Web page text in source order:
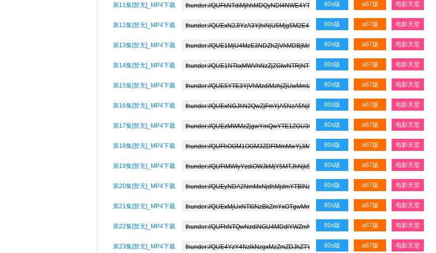
第11集[暂无]_MP4下载 80s版 a67版 电影天堂
第12集[暂无]_MP4下载 80s版 a67版 电影天堂
第13集[暂无]_MP4下载 80s版 a67版 电影天堂
第14集[暂无]_MP4下载 80s版 a67版 电影天堂
第15集[暂无]_MP4下载 80s版 a67版 电影天堂
第16集[暂无]_MP4下载 80s版 a67版 电影天堂
第17集[暂无]_MP4下载 80s版 a67版 电影天堂
第18集[暂无]_MP4下载 80s版 a67版 电影天堂
第19集[暂无]_MP4下载 80s版 a67版 电影天堂
第20集[暂无]_MP4下载 80s版 a67版 电影天堂
第21集[暂无]_MP4下载 80s版 a67版 电影天堂
第22集[暂无]_MP4下载 80s版 a67版 电影天堂
第23集[暂无]_MP4下载 80s版 a67版 电影天堂